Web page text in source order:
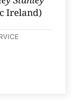
Ireland)